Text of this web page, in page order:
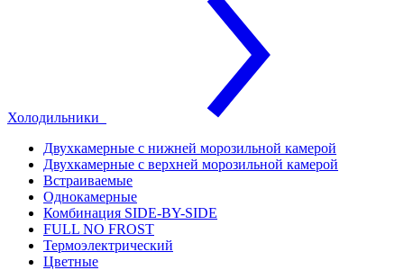
Холодильники
Двухкамерные с нижней морозильной камерой
Двухкамерные с верхней морозильной камерой
Встраиваемые
Однокамерные
Комбинация SIDE-BY-SIDE
FULL NO FROST
Термоэлектрический
Цветные